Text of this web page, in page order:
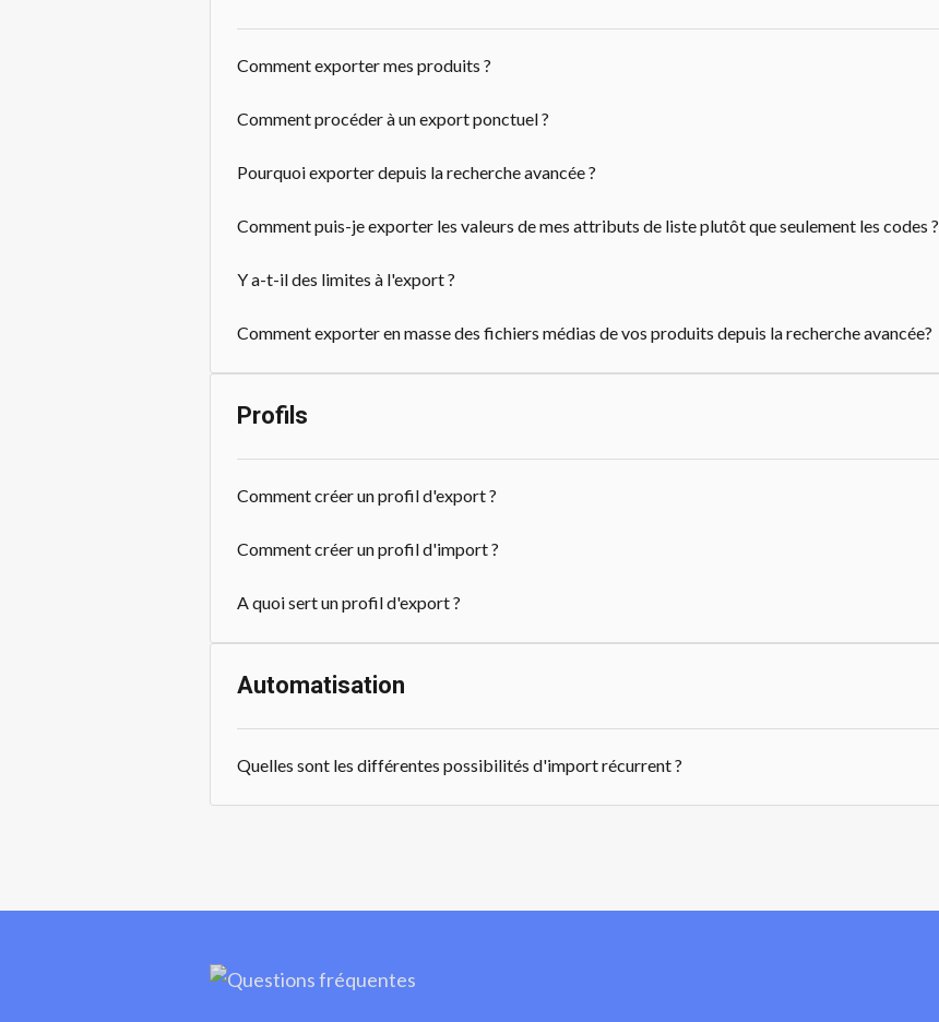
Comment exporter mes produits ?
Comment procéder à un export ponctuel ?
Pourquoi exporter depuis la recherche avancée ?
Comment puis-je exporter les valeurs de mes attributs de liste plutôt que seulement les codes ?
Y a-t-il des limites à l'export ?
Comment exporter en masse des fichiers médias de vos produits depuis la recherche avancée?
Profils
Comment créer un profil d'export ?
Comment créer un profil d'import ?
A quoi sert un profil d'export ?
Automatisation
Quelles sont les différentes possibilités d'import récurrent ?